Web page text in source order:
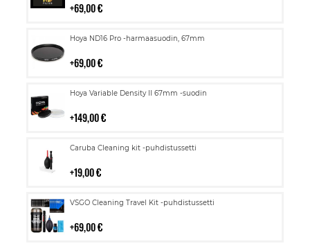
69,00 €
Hoya ND16 Pro -harmaasuodin, 67mm
69,00 €
Lisää
Hoya Variable Density II 67mm -suodin
149,00 €
Lisää
Caruba Cleaning kit -puhdistussetti
19,00 €
Lisää
VSGO Cleaning Travel Kit -puhdistussetti
69,00 €
Lisää